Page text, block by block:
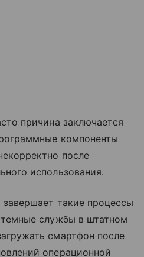
причина заключается
компоненты
после
использования.
завершает такие процессы
службы в штатном
смартфон после
операционной